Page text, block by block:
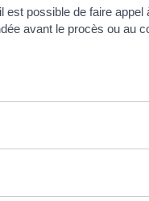
possible de faire
avant le procès ou au